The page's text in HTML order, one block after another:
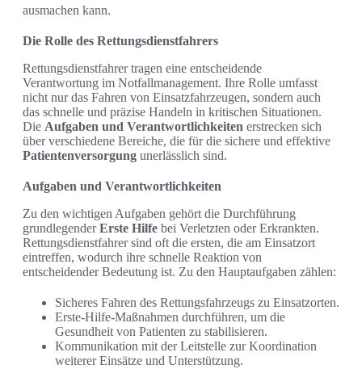
ausmachen kann.
Die Rolle des Rettungsdienstfahrers
Rettungsdienstfahrer tragen eine entscheidende
Verantwortung im Notfallmanagement. Ihre Rolle umfasst
nicht nur das Fahren von Einsatzfahrzeugen, sondern auch
das schnelle und präzise Handeln in kritischen Situationen.
Die Aufgaben und Verantwortlichkeiten erstrecken sich
über verschiedene Bereiche, die für die sichere und effektive
Patientenversorgung unerlässlich sind.
Aufgaben und Verantwortlichkeiten
Zu den wichtigen Aufgaben gehört die Durchführung
grundlegenderErste Hilfe bei Verletzten oder Erkrankten.
Rettungsdienstfahrer sind oft die ersten, die am Einsatzort
eintreffen, wodurch ihre schnelle Reaktion von
entscheidender Bedeutung ist. Zu den Hauptaufgaben zählen:
Sicheres Fahren des Rettungsfahrzeugs zu Einsatzorten.
Erste-Hilfe-Maßnahmen durchführen, um die
Gesundheit von Patienten zu stabilisieren.
Kommunikation mit der Leitstelle zur Koordination
weiterer Einsätze und Unterstützung.